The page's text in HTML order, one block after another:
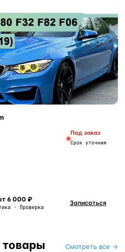
Под заказ
Срок уточним
6 000 ₽
· Проверка
Записаться
Смотреть все →